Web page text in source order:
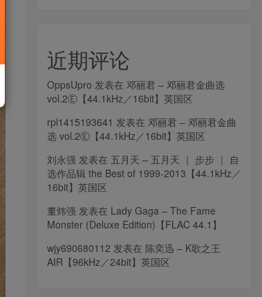
近期评论
OppsUpro 发表在 邓丽君 – 邓丽君金曲选
vol.2Ⓔ【44.1kHz／16bit】英国区
rpl1415193641 发表在 邓丽君 – 邓丽君金曲
选 vol.2Ⓔ【44.1kHz／16bit】英国区
刘永强 发表在 五月天 – 五月天 ｜ 步步 ｜ 自
选作品辑 the Best of 1999-2013【44.1kHz／
16bit】英国区
董炜强 发表在 Lady Gaga – The Fame
Monster (Deluxe Edition)【FLAC 44.1】
wjy690680112 发表在 陈奕迅 – K歌之王
AIR【96kHz／24bit】英国区